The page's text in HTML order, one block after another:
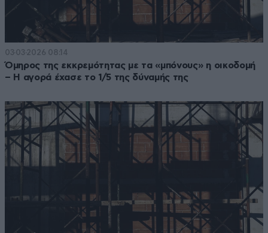
03·03·2026 08:14
Όμηρος της εκκρεμότητας με τα «μπόνους» η οικοδομή
– Η αγορά έχασε το 1/5 της δύναμής της